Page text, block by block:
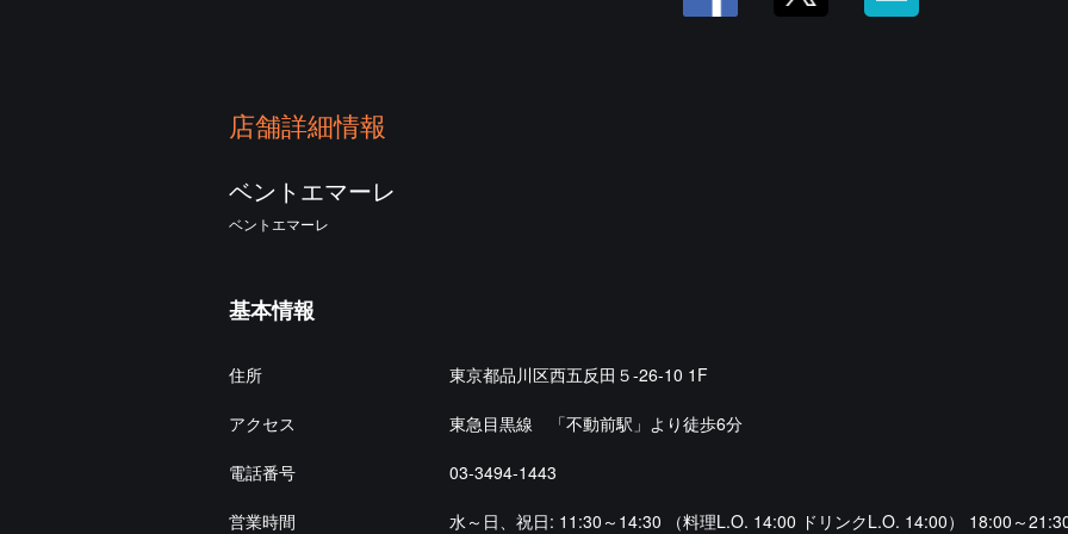
店舗詳細情報
ベントエマーレ
ベントエマーレ
基本情報
住所 東京都品川区西五反田５-26-10 1F
アクセス 東急目黒線 「不動前駅」より徒歩6分
電話番号 03-3494-1443
営業時間 水～日、祝日: 11:30～14:30 （料理L.O. 14:00 ドリンクL.O. 14:00） 18:00～